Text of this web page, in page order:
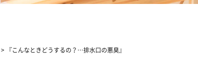
> 『こんなときどうするの？…排水口の悪臭』